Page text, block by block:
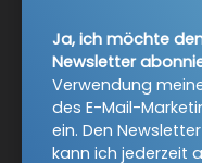
E-Mail
Ja, ich möchte
Newsletter
Verwendung
des E-Mail-
ein. Den
kann ich jederzeit